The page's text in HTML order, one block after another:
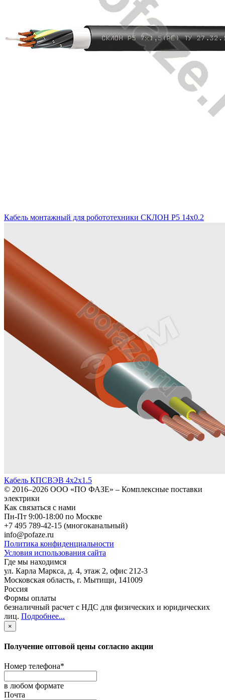
Кабель монтажный для робототехники СКЛОН Р5 14х0.2
Кабель КПСВЭВ 4х2х1.5
© 2016–2026 ООО «ПО ФАЗЕ» – Комплексные поставки
электрики
Как связаться с нами
Пн-Пт 9:00-18:00 по Москве
+7 495 789-42-15 (многоканальный)
info@pofaze.ru
Политика конфиденциальности
Условия использования сайта
Где мы находимся
ул. Карла Маркса, д. 4, этаж 2, офис 212-3
Московская область, г. Мытищи, 141009
Россия
Формы оплаты
безналичный расчет с НДС для физических и юридических
лиц. Подробнее...
×
Получение оптовой цены согласно акции
Номер телефона*
в любом формате
Почта